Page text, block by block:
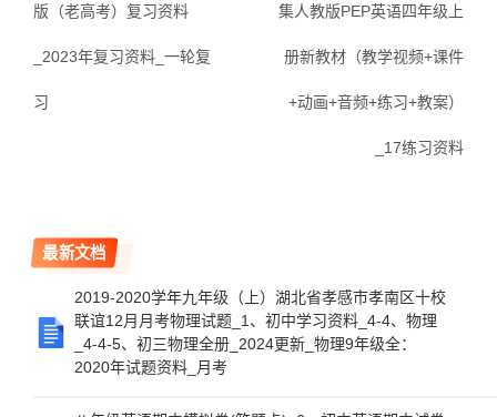
版（老高考）复习资料
_2023年复习资料_一轮复
习
集人教版PEP英语四年级上
册新教材（教学视频+课件
+动画+音频+练习+教案）
_17练习资料
最新文档
2019-2020学年九年级（上）湖北省孝感市孝南区十校
联谊12月月考物理试题_1、初中学习资料_4-4、物理
_4-4-5、初三物理全册_2024更新_物理9年级全：
2020年试题资料_月考